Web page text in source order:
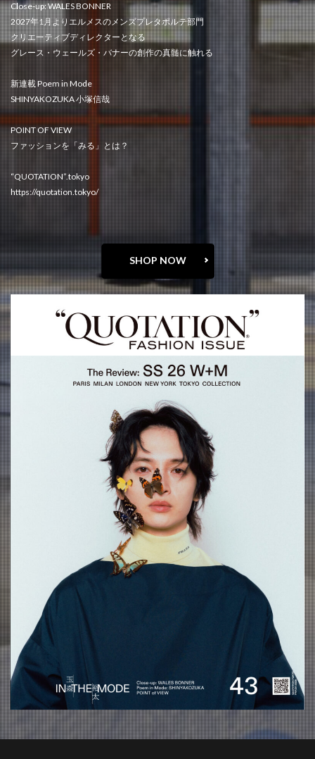
Close-up: WALES BONNER
2027年1月よりエルメスのメンズプレタポルテ部門
クリエーティブディレクターとなる
グレース・ウェールズ・バナーの創作の真髄に触れる
新連載 Poem in Mode
SHINYAKOZUKA 小塚信哉
POINT OF VIEW
ファッションを「みる」とは？
“QUOTATION”.tokyo
https://quotation.tokyo/
SHOP NOW